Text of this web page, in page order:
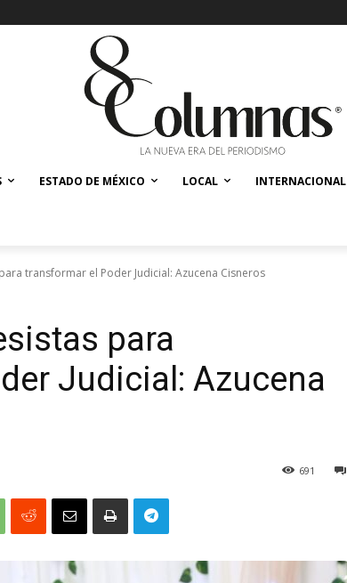
ESTADO DE MÉXICO LOCAL INTERNACIONAL
transformar el Poder Judicial: Azucena Cisneros
para
Judicial: Azucena
691